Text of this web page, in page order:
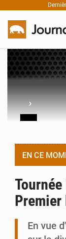
›
EN CE
En vue